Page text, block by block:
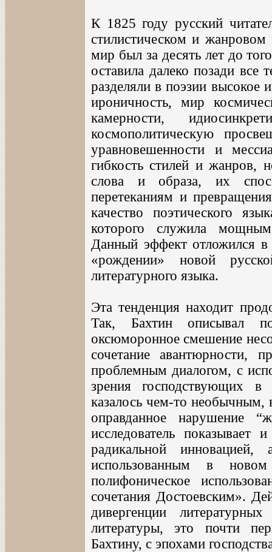
К 1825 году русский
стилистическом и
мир был за десять лет до
оставила далеко позади все
разделяли в поэзии высокое
ироничность, мир
камерности,
космополитическую
уравновешенности и
гибкость стилей и жанров,
слова и образа, их
перетеканиям и
качество поэтического
которого служила
Данный эффект отложился в
«рождении» новой
литературного языка.
Эта тенденция находит
Так, Бахтин описывал
оксюморонное смешение
сочетание авантюрности,
проблемным диалогом, с
зрения господствующих
казалось чем-то необычным,
оправданное нарушение
исследователь
радикальной
использованным в
полифоническое
сочетания Достоевским».
дивергенции
литературы, это почти
Бахтину, с эпохами